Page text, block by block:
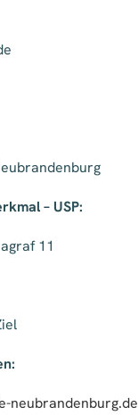
– USP:
11
neubrandenburg.de